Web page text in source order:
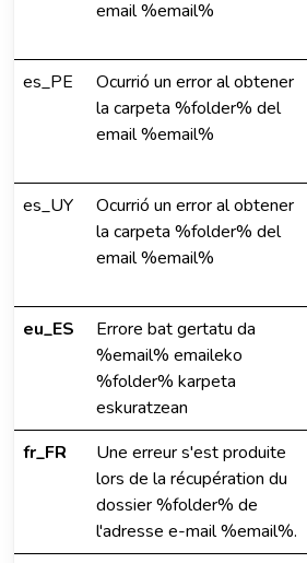
email %email%
es_PE
Ocurrió un error al obtener
la carpeta %folder% del
email %email%
es_UY
Ocurrió un error al obtener
la carpeta %folder% del
email %email%
eu_ES
Errore bat gertatu da
%email% emaileko
%folder% karpeta
eskuratzean
fr_FR
Une erreur s'est produite
lors de la récupération du
dossier %folder% de
l'adresse e-mail %email%.